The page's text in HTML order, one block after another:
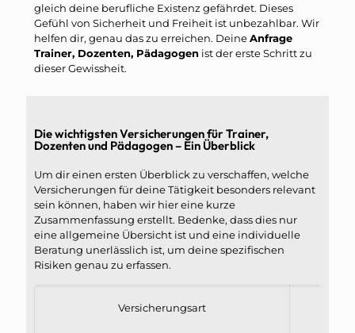
gleich deine berufliche Existenz gefährdet. Dieses
Gefühl von Sicherheit und Freiheit ist unbezahlbar. Wir
helfen dir, genau das zu erreichen. DeineAnfrage
Trainer, Dozenten, Pädagogen ist der erste Schritt zu
dieser Gewissheit.
Die wichtigsten Versicherungen für Trainer,
Dozenten und Pädagogen – Ein Überblick
Um dir einen ersten Überblick zu verschaffen, welche
Versicherungen für deine Tätigkeit besonders relevant
sein können, haben wir hier eine kurze
Zusammenfassung erstellt. Bedenke, dass dies nur
eine allgemeine Übersicht ist und eine individuelle
Beratung unerlässlich ist, um deine spezifischen
Risiken genau zu erfassen.
Versicherungsart